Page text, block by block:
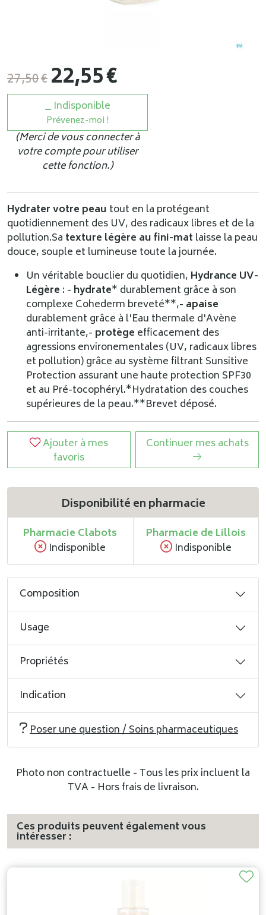
27,50€22,55€
Indisponible
Prévenez-moi !
(Merci de vous connecter à
votre compte pour utiliser
cette fonction.)
Hydrater votre peau tout en la protégeant
quotidiennement des UV, des radicaux libres et de la
pollution.Sa texture légère au fini-mat laisse la peau
douce, souple et lumineuse toute la journée.
Un véritable bouclier du quotidien, Hydrance UV-
Légère : - hydrate* durablement grâce à son
complexe Cohederm breveté**,- apaise
durablement grâce à l'Eau thermale d'Avène
anti-irritante,- protège efficacement des
agressions environementales (UV, radicaux libres
et pollution) grâce au système filtrant Sunsitive
Protection assurant une haute protection SPF30
et au Pré-tocophéryl.*Hydratation des couches
supérieures de la peau.**Brevet déposé.
Ajouter à mes
favoris
Continuer mes achats
Disponibilité en pharmacie
Pharmacie Clabots
Indisponible
Pharmacie de Lillois
Indisponible
Composition
Usage
Propriétés
Indication
Poser une question / Soins pharmaceutiques
Photo non contractuelle - Tous les prix incluent la
TVA - Hors frais de livraison.
Ces produits peuvent également vous
intéresser :